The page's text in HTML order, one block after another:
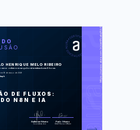
HENRIQUE MELO RIBEIRO
curso online com carga horária estimada em 8 horas.
em 16 de março de 2026
DE FLUXOS:
N8N E IA
Guilherme Silveira
Coordenador
Paulo Silveira
Chief Vision Officer
https://cursos.alura.com.br/certificate/fdc944c5-a2a1-4379-b0e9-559e0a1601f6
LAS
ChatGPT como Copiloto de
Produtividade
Organização e Relatórios
Foram feitas 62 de 62 atividades.